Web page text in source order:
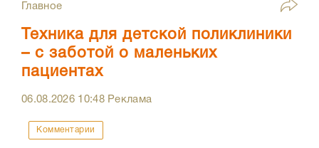
Главное
Техника для детской поликлиники
– с заботой о маленьких
пациентах
06.08.2026 10:48Реклама
Комментарии